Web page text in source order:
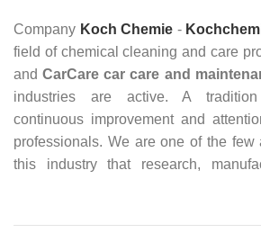
Company Koch Chemie -
field of chemical cleaning and care
andCarCare car care and
industries are active. A
continuous improvement and
professionals. We are one of the few
this industry that research,